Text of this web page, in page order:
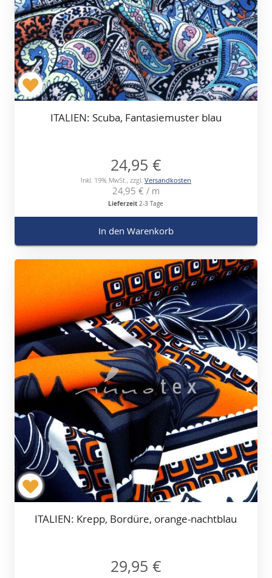
ITALIEN: Scuba, Fantasiemuster blau
24,95 €
Inkl. 19% MwSt. , zzgl. Versandkosten
24,95 € / m
Lieferzeit 2-3 Tage
In den Warenkorb
ITALIEN: Krepp, Bordüre, orange-nachtblau
29,95 €